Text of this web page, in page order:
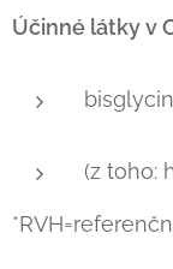
Účinné látky v
(z toho: